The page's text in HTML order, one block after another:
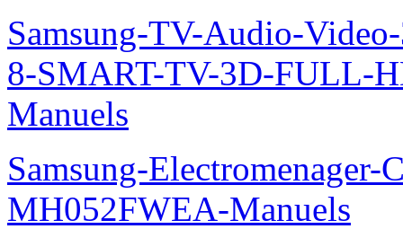
Samsung-TV-Audio-
8-SMART-TV-3D-FULL-
Manuels
Samsung-Electromenager-
MH052FWEA-Manuels